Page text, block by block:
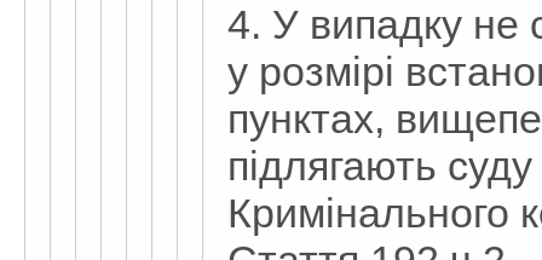
4. У випадку не
у розмірі
пунктах,
підлягають
Кримінального